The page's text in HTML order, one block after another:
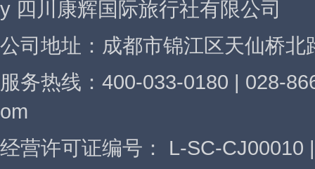
y 四川康辉国际旅行社有限公司
公司地址：成都市锦江区天仙桥北
服务热线：400-033-0180 | 028-
om
经营许可证编号： L-SC-CJ00010